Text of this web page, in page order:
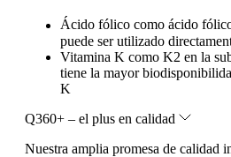
Ácido fólico como ácido
puede ser utilizado
Vitamina K como K2 en la
tiene la mayor
K
Q360+ – el plus en calidad
Nuestra amplia promesa de calidad